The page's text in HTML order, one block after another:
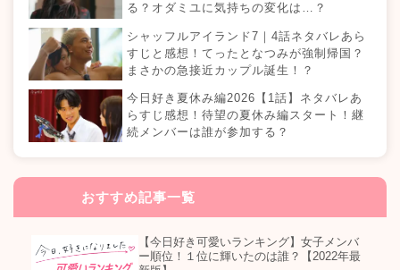
る？オダミユに気持ちの変化は…？
シャッフルアイランド7｜4話ネタバレあら
すじと感想！てったとなつみが強制帰国？
まさかの急接近カップル誕生！？
今日好き夏休み編2026【1話】ネタバレあ
らすじ感想！待望の夏休み編スタート！継
続メンバーは誰が参加する？
おすすめ記事一覧
【今日好き可愛いランキング】女子メンバ
ー順位！１位に輝いたのは誰？【2022年最